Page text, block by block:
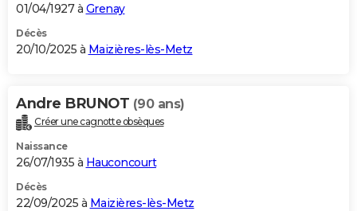
01/04/1927 à Grenay
Décès
20/10/2025 à Maizières-lès-Metz
Andre BRUNOT (90 ans)
Créer une cagnotte obsèques
Naissance
26/07/1935 à Hauconcourt
Décès
22/09/2025 à Maizières-lès-Metz